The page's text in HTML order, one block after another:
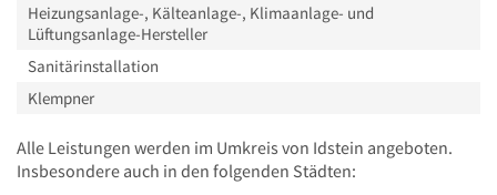
Heizungsanlage-, Kälteanlage-, Klimaanlage- und
Lüftungsanlage-Hersteller
Sanitärinstallation
Klempner
Alle Leistungen werden im Umkreis von Idstein angeboten.
Insbesondere auch in den folgenden Städten: